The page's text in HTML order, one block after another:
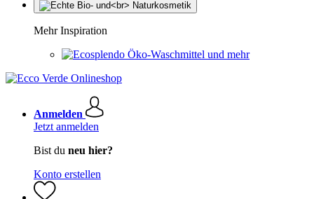
Mehr Inspiration
Öko-Waschmittel und mehr
Anmelden
Jetzt anmelden
Bist du neu hier?
Konto erstellen